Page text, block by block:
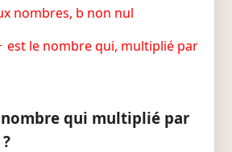
nombres, b non nul
est le nombre qui, multiplié par
qui multiplié par